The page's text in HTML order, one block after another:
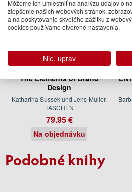
The Elements of Brand
Design
Katharina Sussek und Jens Muller,
TASCHEN
79.95 €
Na objednávku
Podobné knihy
Môžeme ich umiestniť na analýzu údajov o
zlepšenie našich webových stránok,
a na poskytovanie skvelého zážitku z
cookies používame otvorené nastavenia.
Nie, uprav